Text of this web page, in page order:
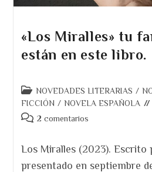
«Los Miralles» tu
están en este libro.
Categoría
de
la
NOVEDADES LITERARIAS /
FICCIÓN / NOVELA ESPAÑOLA
Comentarios
entrada:
2 comentarios
Los Miralles (2023). Escrito
presentado en septiembre